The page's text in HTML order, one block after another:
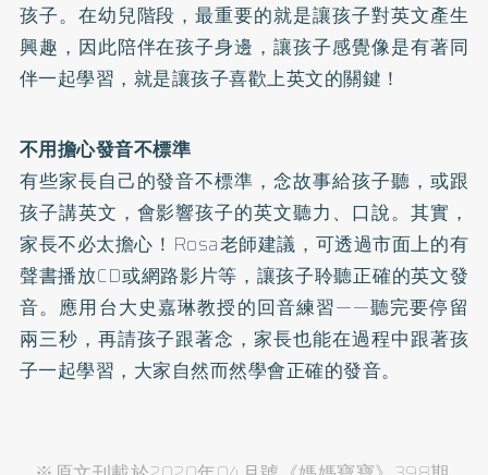
孩子。在幼兒階段，最重要的就是讓孩子對英文產生
興趣，因此陪伴在孩子身邊，讓孩子感覺像是有著同
伴一起學習，就是讓孩子喜歡上英文的關鍵！
不用擔心發音不標準
有些家長自己的發音不標準，念故事給孩子聽，或跟
孩子講英文，會影響孩子的英文聽力、口說。其實，
家長不必太擔心！Rosa老師建議，可透過市面上的有
聲書播放CD或網路影片等，讓孩子聆聽正確的英文發
音。應用台大史嘉琳教授的回音練習——聽完要停留
兩三秒，再請孩子跟著念，家長也能在過程中跟著孩
子一起學習，大家自然而然學會正確的發音。